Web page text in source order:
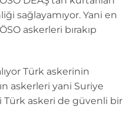
sağlayamıyor. Yani en
askerleri bırakıp
Türk askerinin
askerleri yani Suriye
askeri de güvenli bir